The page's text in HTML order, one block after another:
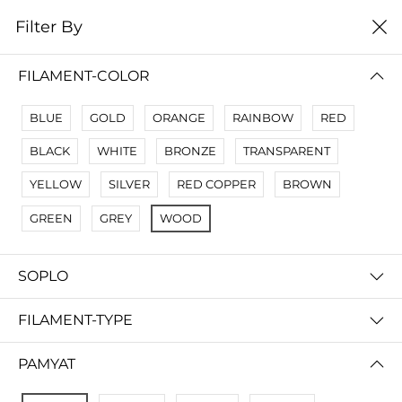
0
No Results
Not Found Filters1
Not Found Filters2
Filter By
FILAMENT-COLOR
BLUE GOLD ORANGE RAINBOW RED
BLACK WHITE BRONZE TRANSPARENT
YELLOW SILVER RED COPPER BROWN
GREEN GREY WOOD
SOPLO
FILAMENT-TYPE
PAMYAT